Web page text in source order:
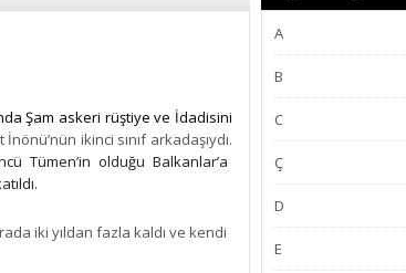
Şam askeri rüştiye ve İdadisini
İnönü’nün ikinci sınıf arkadaşıydı.
Tümen’in olduğu Balkanlar’a
iki yıldan fazla kaldı ve kendi
A
B
C
Ç
D
E